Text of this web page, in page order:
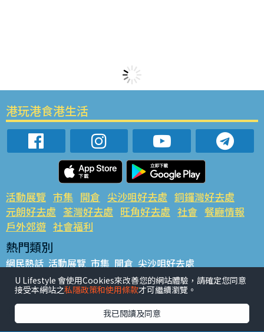
港玩港食港生活
活動展覽 市集 開倉 尖沙咀好去處 銅鑼灣好去處
元朗好去處 荃灣好去處 旺角好去處 社會 餐廳情報
戶外郊遊 社會福利
熱門類別
網民熱話 活動展覽 市集 開倉 尖沙咀好去處
銅鑼灣好去處 元朗好去處 荃灣好去處 旺角好去處 社會
餐廳情報 戶外郊遊
熱門標籤
#UGO搵好去處 #人氣活動推介 #美食社群熱話
U Lifestyle 會使用Cookies來改善您的網站體驗，請確定您同意
接受本網站之私隱政策和使用條款才可繼續瀏覽。
我已閱讀及同意